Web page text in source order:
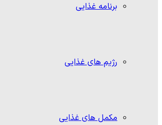
برنامه غذایی
رژیم های غذایی
مکمل های غذایی